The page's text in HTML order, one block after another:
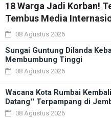
18 Warga Jadi Korban!
Tembus Media
08 Agustus 2026
Sungai Guntung Dilanda
Membumbung Tinggi
08 Agustus 2026
Wacana Kota Rumbai
Datang'' Terpampang di
08 Agustus 2026